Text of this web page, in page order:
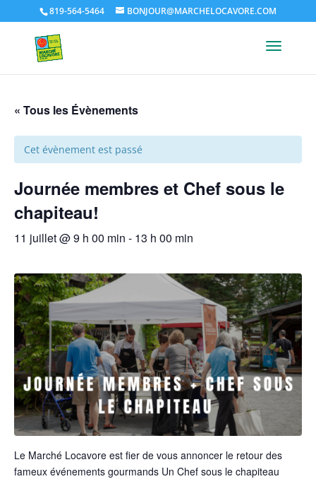
819-564-5464 BONJOUR@MARCHELOCAVORE.COM
« Tous les Évènements
Cet évènement est passé
Journée membres et Chef sous le
chapiteau!
11 juillet @ 9 h 00 min - 13 h 00 min
Le Marché Locavore est fier de vous annoncer le retour des
fameux événements gourmands Un Chef sous le chapiteau